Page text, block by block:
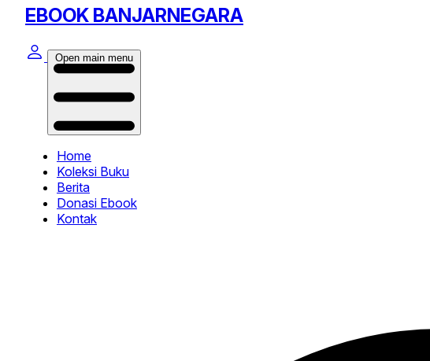
EBOOK BANJARNEGARA
Open main menu
Home
Koleksi Buku
Berita
Donasi Ebook
Kontak